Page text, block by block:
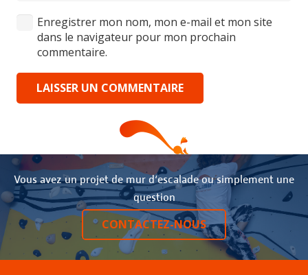
Enregistrer mon nom, mon e-mail et mon site
dans le navigateur pour mon prochain
commentaire.
LAISSER UN COMMENTAIRE
Vous avez un projet de mur d‘escalade ou simplement une
question
CONTACTEZ-NOUS